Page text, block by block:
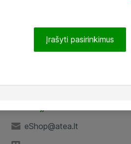
eShop@atea.lt
Įrašyti pasirinkimus